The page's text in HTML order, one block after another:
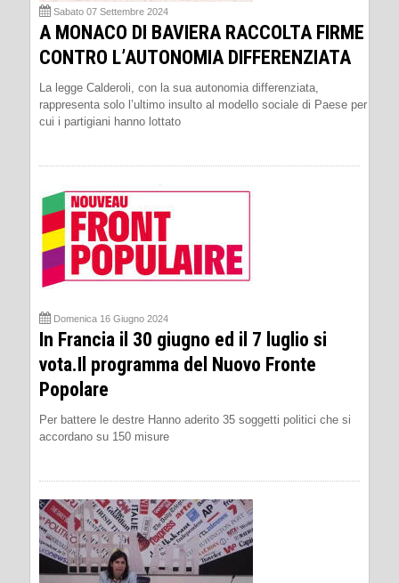
Sabato 07 Settembre 2024
A MONACO DI BAVIERA RACCOLTA FIRME
CONTRO L’AUTONOMIA DIFFERENZIATA
La legge Calderoli, con la sua autonomia differenziata,
rappresenta solo l’ultimo insulto al modello sociale di Paese per
cui i partigiani hanno lottato
Domenica 16 Giugno 2024
In Francia il 30 giugno ed il 7 luglio si
vota.Il programma del Nuovo Fronte
Popolare
Per battere le destre Hanno aderito 35 soggetti politici che si
accordano su 150 misure